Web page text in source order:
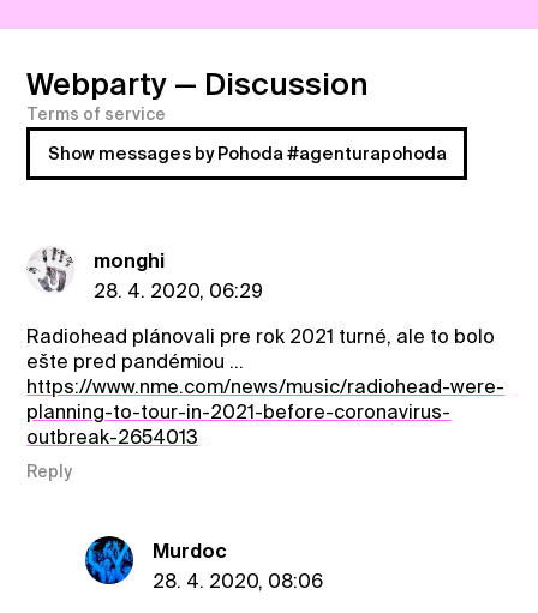
Webparty — Discussion
Terms of service
Show messages by Pohoda #agenturapohoda
monghi
28. 4. 2020, 06:29
Radiohead plánovali pre rok 2021 turné, ale to bolo
ešte pred pandémiou ...
https://www.nme.com/news/music/radiohead-were-
planning-to-tour-in-2021-before-coronavirus-
outbreak-2654013
Reply
Murdoc
28. 4. 2020, 08:06